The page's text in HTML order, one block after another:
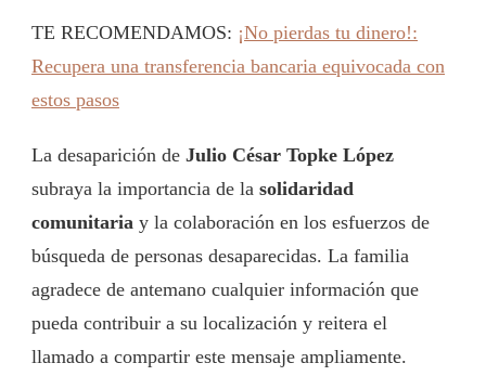
TE RECOMENDAMOS: ¡No pierdas tu dinero!:
Recupera una transferencia bancaria equivocada con
estos pasos
La desaparición de Julio César Topke López
subraya la importancia de la solidaridad
comunitaria y la colaboración en los esfuerzos de
búsqueda de personas desaparecidas. La familia
agradece de antemano cualquier información que
pueda contribuir a su localización y reitera el
llamado a compartir este mensaje ampliamente.